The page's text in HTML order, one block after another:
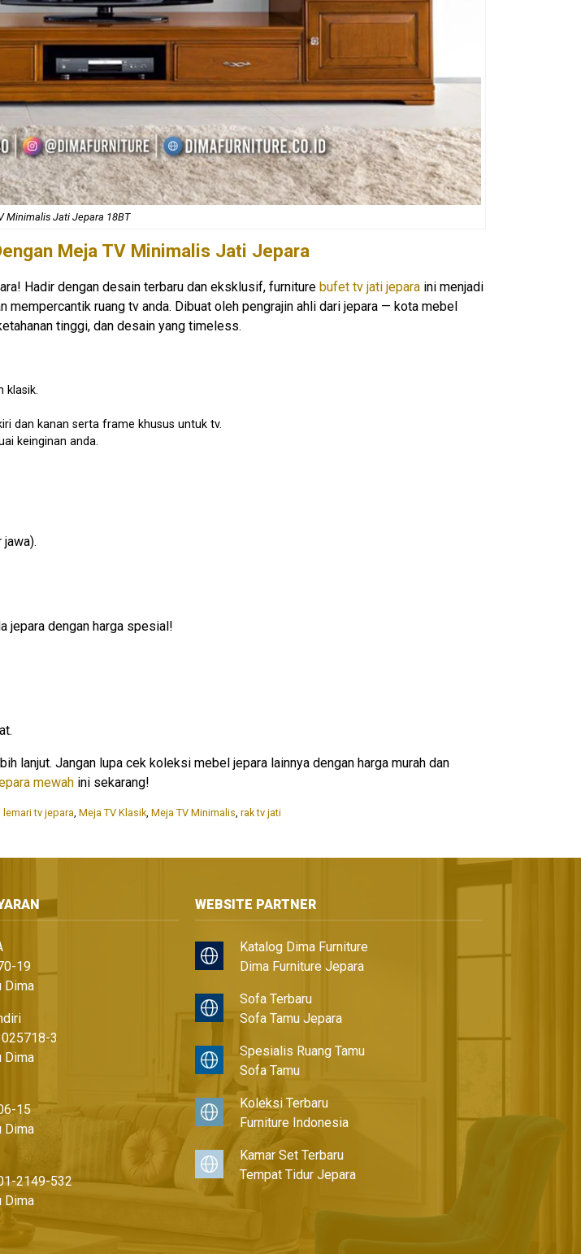
Minimalis Jati Jepara 18BT
Meja TV Minimalis Jati Jepara
Hadir dengan desain terbaru dan eksklusif, furniture bufet tv jati jepara ini menjadi
ruang tv anda. Dibuat oleh pengrajin ahli dari jepara — kota mebel
tinggi, dan desain yang timeless.
klasik.
dan kanan serta frame khusus untuk tv.
keinginan anda.
jepara dengan harga spesial!
lanjut. Jangan lupa cek koleksi mebel jepara lainnya dengan harga murah dan
mewah ini sekarang!
lemari tv jepara Meja TV Klasik Meja TV Minimalis rak tv jati
19
Dima
3
Dima
15
Dima
2149-532
Dima
WEBSITE PARTNER
Katalog Dima Furniture
Dima Furniture Jepara
Sofa Terbaru
Sofa Tamu Jepara
Spesialis Ruang Tamu
Sofa Tamu
Koleksi Terbaru
Furniture Indonesia
Kamar Set Terbaru
Tempat Tidur Jepara